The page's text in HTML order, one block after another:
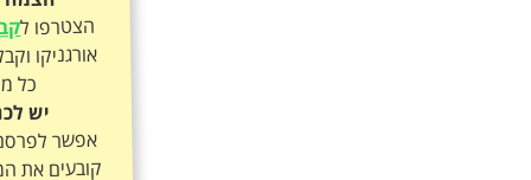
הצטרפו ל
כל
יש
אפשר
קובעים את